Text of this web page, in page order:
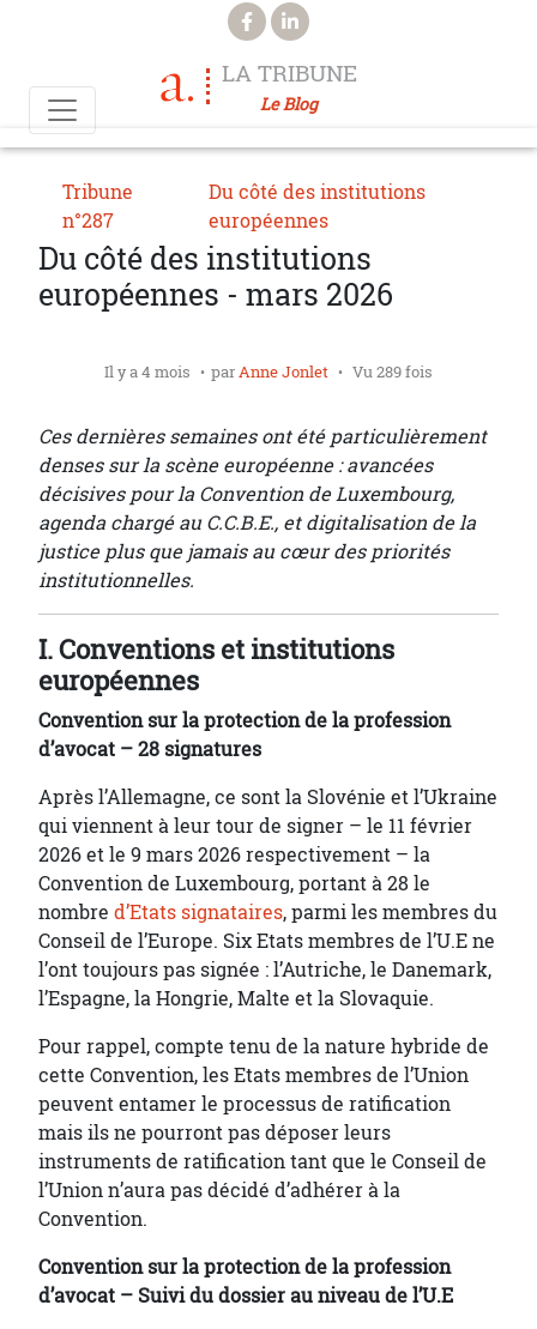
Aller au contenu principal
LA TRIBUNE
Le Blog
Tribune
n°287
Du côté des institutions
européennes
Du côté des institutions
européennes - mars 2026
Il y a 4 mois parAnne Jonlet Vu 289 fois
Ces dernières semaines ont été particulièrement
denses sur la scène européenne : avancées
décisives pour la Convention de Luxembourg,
agenda chargé au C.C.B.E., et digitalisation de la
justice plus que jamais au cœur des priorités
institutionnelles.
I. Conventions et institutions
européennes
Convention sur la protection de la profession
d’avocat – 28 signatures
Après l’Allemagne, ce sont la Slovénie et l’Ukraine
qui viennent à leur tour de signer – le 11 février
2026 et le 9 mars 2026 respectivement – la
Convention de Luxembourg, portant à 28 le
nombre d’Etats signataires, parmi les membres du
Conseil de l’Europe. Six Etats membres de l’U.E ne
l’ont toujours pas signée : l’Autriche, le Danemark,
l’Espagne, la Hongrie, Malte et la Slovaquie.
Pour rappel, compte tenu de la nature hybride de
cette Convention, les Etats membres de l’Union
peuvent entamer le processus de ratification
mais ils ne pourront pas déposer leurs
instruments de ratification tant que le Conseil de
l’Union n’aura pas décidé d’adhérer à la
Convention.
Convention sur la protection de la profession
d’avocat – Suivi du dossier au niveau de l’U.E